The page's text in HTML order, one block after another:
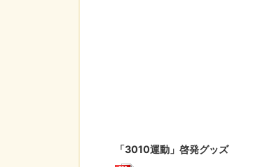
「3010運動」啓発グッズ